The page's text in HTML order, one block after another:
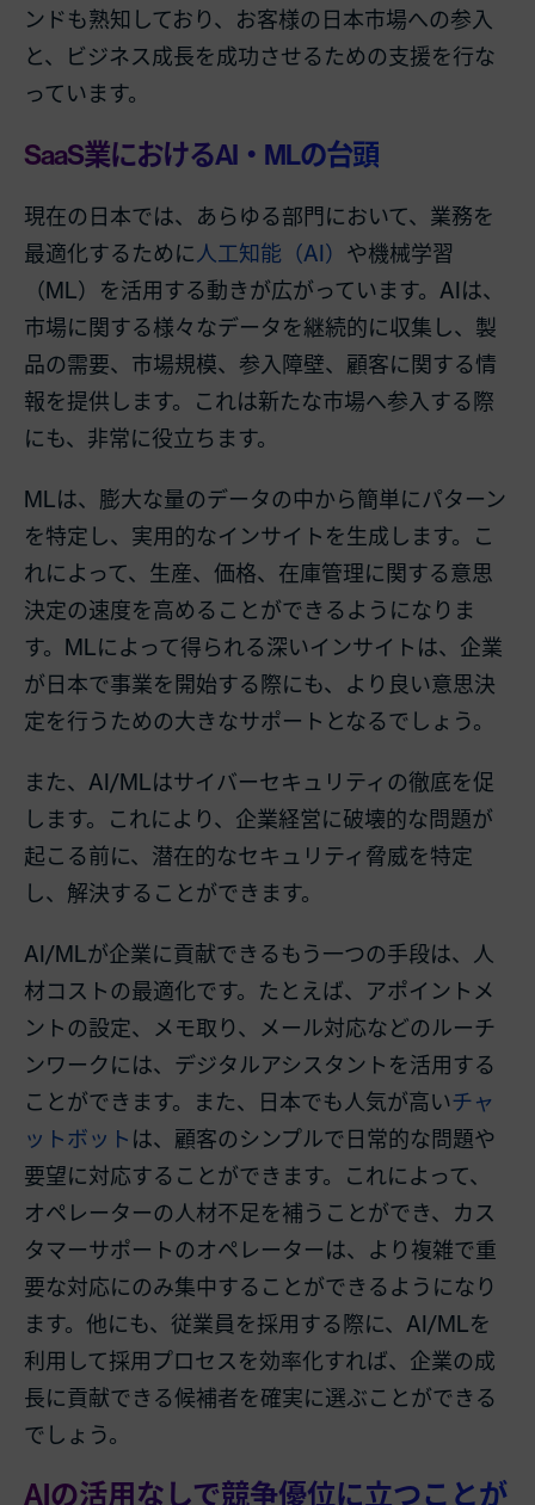
ンドも熟知しており、お客様の日本市場への参入
と、ビジネス成長を成功させるための支援を行な
っています。
SaaS業におけるAI・MLの台頭
現在の日本では、あらゆる部門において、業務を
最適化するために 人工知能（AI） や機械学習
（ML）を活用する動きが広がっています。AIは、
市場に関する様々なデータを継続的に収集し、製
品の需要、市場規模、参入障壁、顧客に関する情
報を提供します。これは新たな市場へ参入する際
にも、非常に役立ちます。
MLは、膨大な量のデータの中から簡単にパターン
を特定し、実用的なインサイトを生成します。こ
れによって、生産、価格、在庫管理に関する意思
決定の速度を高めることができるようになりま
す。MLによって得られる深いインサイトは、企業
が日本で事業を開始する際にも、より良い意思決
定を行うための大きなサポートとなるでしょう。
また、AI/MLはサイバーセキュリティの徹底を促
します。これにより、企業経営に破壊的な問題が
起こる前に、潜在的なセキュリティ脅威を特定
し、解決することができます。
AI/MLが企業に貢献できるもう一つの手段は、人
材コストの最適化です。たとえば、アポイントメ
ントの設定、メモ取り、メール対応などのルーチ
ンワークには、デジタルアシスタントを活用する
ことができます。また、日本でも人気が高いチャ
ットボット は、顧客のシンプルで日常的な問題や
要望に対応することができます。これによって、
オペレーターの人材不足を補うことができ、カス
タマーサポートのオペレーターは、より複雑で重
要な対応にのみ集中することができるようになり
ます。他にも、従業員を採用する際に、AI/MLを
利用して採用プロセスを効率化すれば、企業の成
長に貢献できる候補者を確実に選ぶことができる
でしょう。
AIの活用なしで競争優位に立つことが